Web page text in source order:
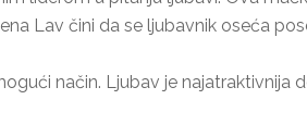
Lav čini da se ljubavnik oseća
način. Ljubav je najatraktivnija